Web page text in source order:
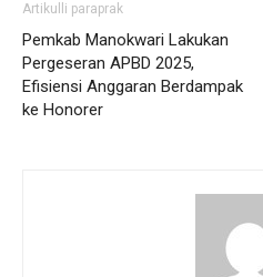
Artikulli paraprak
Pemkab Manokwari Lakukan
Pergeseran APBD 2025,
Efisiensi Anggaran Berdampak
ke Honorer